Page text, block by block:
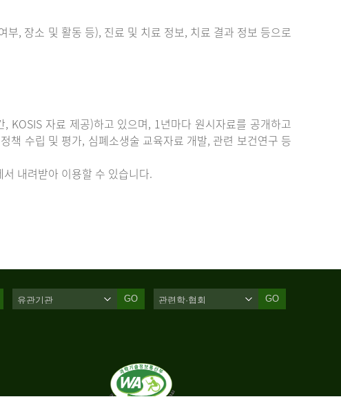
, 장소 및 활동 등), 진료 및 치료 정보, 치료 결과 정보 등으로
KOSIS 자료 제공)하고 있으며, 1년마다 원시자료를 공개하고
책 수립 및 평가, 심폐소생술 교육자료 개발, 관련 보건연구 등
내려받아 이용할 수 있습니다.
GO GO